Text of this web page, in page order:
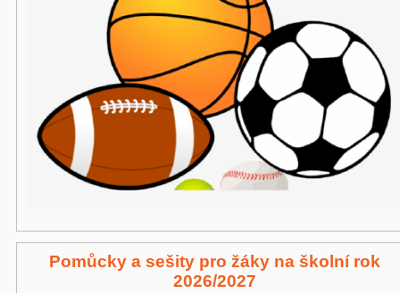
Pomůcky a sešity pro žáky na školní rok
2026/2027